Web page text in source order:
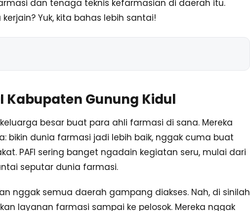
dan tenaga teknis kefarmasian di daerah itu.
Yuk, kita bahas lebih santai!
Kabupaten Gunung Kidul
besar buat para ahli farmasi di sana. Mereka
bikin dunia farmasi jadi lebih baik, nggak cuma buat
PAFI sering banget ngadain kegiatan seru, mulai dari
seputar dunia farmasi.
nggak semua daerah gampang diakses. Nah, di sinilah
layanan farmasi sampai ke pelosok. Mereka nggak